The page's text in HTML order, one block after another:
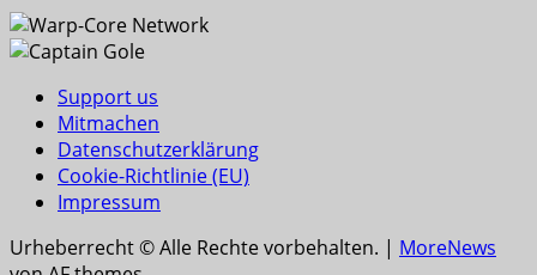
Support us
Mitmachen
Datenschutzerklärung
Cookie-Richtlinie (EU)
Impressum
Urheberrecht © Alle Rechte vorbehalten. | MoreNews